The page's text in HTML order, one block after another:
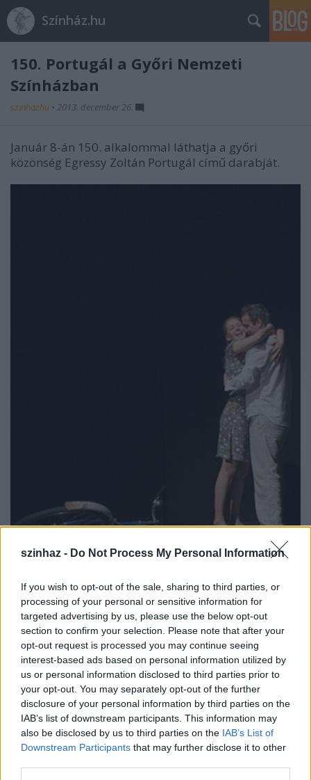
szinhaz - Do Not Process My Personal Information
If you wish to opt-out of the sale, sharing to third parties, or
processing of your personal or sensitive information for
targeted advertising by us, please use the below opt-out
section to confirm your selection. Please note that after your
opt-out request is processed you may continue seeing
interest-based ads based on personal information utilized by
us or personal information disclosed to third parties prior to
your opt-out. You may separately opt-out of the further
disclosure of your personal information by third parties on the
IAB’s list of downstream participants. This information may
also be disclosed by us to third parties on the IAB’s List of
Downstream Participants that may further disclose it to other
Színház.hu
150. Portugál a Győri Nemzeti
Színházban
szinhazhu • 2013. december 26.
Január 8-án 150. alkalommal láthatja a győri
közönség Egressy Zoltán Portugál című darabját.
"150-edszer mossa fel Masni az irgácsi kiskocsmát,
hogy aztán a helyi erők birtokba vehessék az
Egressy Zoltánáltal megrajzolt magyar vidéki
életteret. Azt a néhány négyzetmétert, ahol Sátán
bánatosan gondol a gyerekére, a Kocsmáros a néger
nőkre, a Pap a Fradira, Retek a Masni lábára, Csipesz